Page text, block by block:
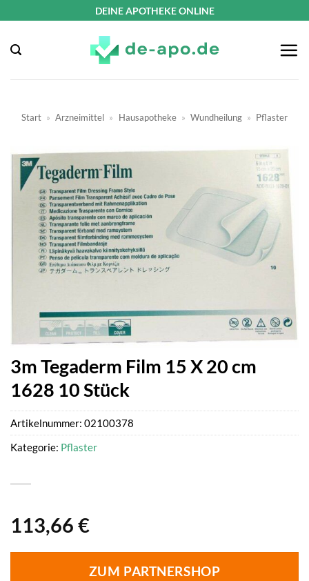
springen
DEINE APOTHEKE ONLINE
Start » Arzneimittel » Hausapotheke » Wundheilung » Pflaster
3m Tegaderm Film 15 X 20 cm
1628 10 Stück
113,66 €
ZUM PARTNERSHOP
Artikelnummer: 02100378
Kategorie: Pflaster